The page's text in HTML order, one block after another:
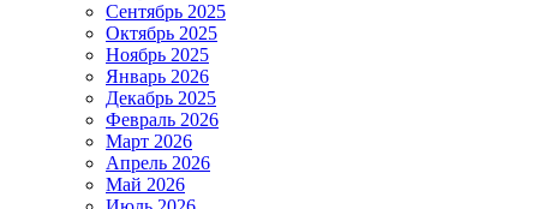
Сентябрь 2025
Октябрь 2025
Ноябрь 2025
Январь 2026
Декабрь 2025
Февраль 2026
Март 2026
Апрель 2026
Май 2026